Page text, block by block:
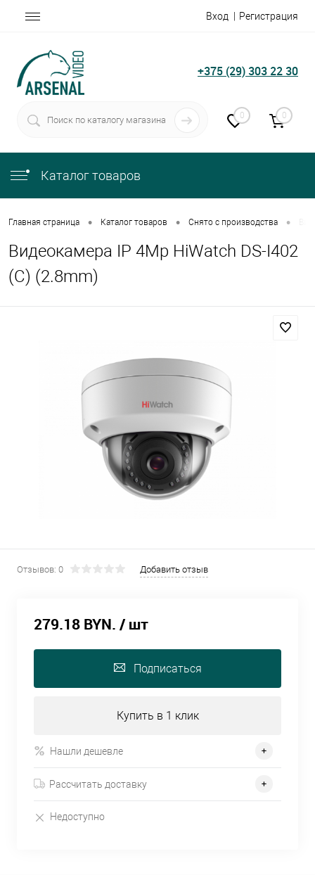
Вход Регистрация
+375 (29) 303 22 30
0 0
Каталог товаров
Главная страница • Каталог товаров • Снято с производства •
Видеокамера IP 4Mp HiWatch DS-I402
(C) (2.8mm)
Отзывов: 0 Добавить отзыв
279.18 BYN. / шт
Подписаться
Купить в 1 клик
Нашли дешевле
Рассчитать доставку
Недоступно